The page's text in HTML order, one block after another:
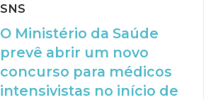
SNS
O Ministério da Saúde
prevê abrir um novo
concurso para médicos
intensivistas no início de